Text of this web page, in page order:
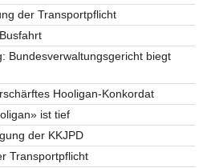
der Transportpflicht
Bundesverwaltungsgericht biegt
Hooligan-Konkordat
ist tief
der KKJPD
Transportpflicht